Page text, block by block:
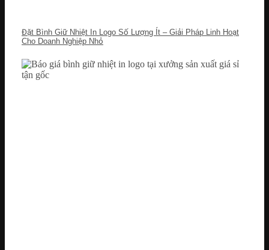
Đặt Bình Giữ Nhiệt In Logo Số Lượng Ít – Giải Pháp Linh Hoạt
Cho Doanh Nghiệp Nhỏ